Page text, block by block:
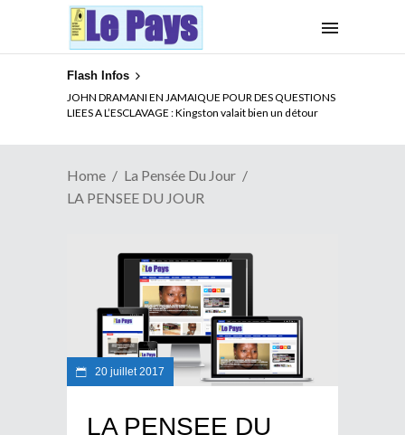
Flash Infos
JOHN DRAMANI EN JAMAIQUE POUR DES QUESTIONS
LIEES A L’ESCLAVAGE : Kingston valait bien un détour
Home
La Pensée Du Jour
LA PENSEE DU JOUR
20 juillet 2017
LA PENSEE DU